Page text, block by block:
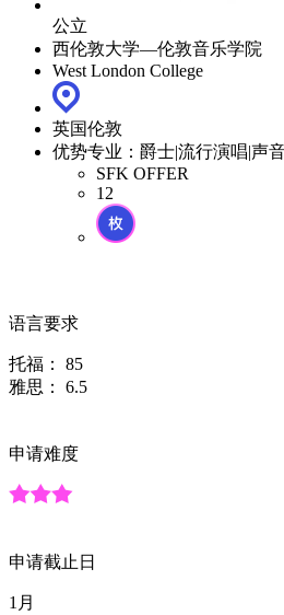
公立
西伦敦大学—伦敦音乐学院
West London College
英国伦敦
优势专业：爵士|流行演唱|声
SFK OFFER
12
语言要求
托福：
85
雅思：
6.5
申请难度
申请截止日
1月